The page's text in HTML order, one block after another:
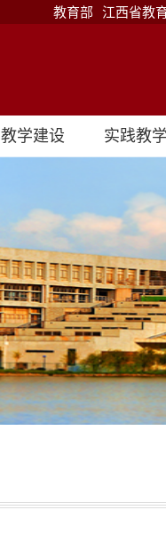
教育部 江西省教
教学建设 实践教学